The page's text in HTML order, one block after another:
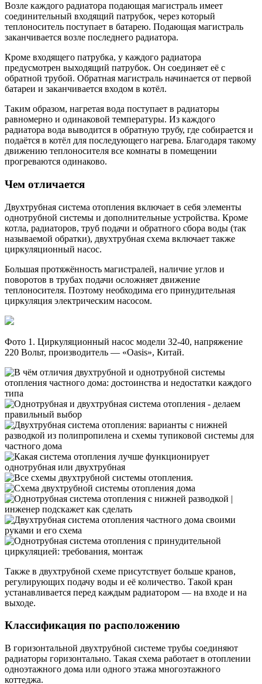
Возле каждого радиатора подающая магистраль имеет
соединительный входящий патрубок, через который
теплоноситель поступает в батарею. Подающая магистраль
заканчивается возле последнего радиатора.
Кроме входящего патрубка, у каждого радиатора
предусмотрен выходящий патрубок. Он соединяет её с
обратной трубой. Обратная магистраль начинается от первой
батареи и заканчивается входом в котёл.
Таким образом, нагретая вода поступает в радиаторы
равномерно и одинаковой температуры. Из каждого
радиатора вода выводится в обратную трубу, где собирается и
подаётся в котёл для последующего нагрева. Благодаря такому
движению теплоносителя все комнаты в помещении
прогреваются одинаково.
Чем отличается
Двухтрубная система отопления включает в себя элементы
однотрубной системы и дополнительные устройства. Кроме
котла, радиаторов, труб подачи и обратного сбора воды (так
называемой обратки), двухтрубная схема включает также
циркуляционный насос.
Большая протяжённость магистралей, наличие углов и
поворотов в трубах подачи осложняет движение
теплоносителя. Поэтому необходима его принудительная
циркуляция электрическим насосом.
Фото 1. Циркуляционный насос модели 32-40, напряжение
220 Вольт, производитель — «Oasis», Китай.
Также в двухтрубной схеме присутствует больше кранов,
регулирующих подачу воды и её количество. Такой кран
устанавливается перед каждым радиатором — на входе и на
выходе.
Классификация по расположению
В горизонтальной двухтрубной системе трубы соединяют
радиаторы горизонтально. Такая схема работает в отоплении
одноэтажного дома или одного этажа многоэтажного
коттеджа.